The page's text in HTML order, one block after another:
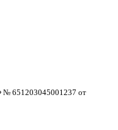
651203045001237 от